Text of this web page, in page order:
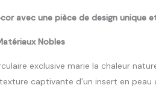
avec une pièce de design unique
Nobles
exclusive marie la chaleur
captivante d’un insert en peau